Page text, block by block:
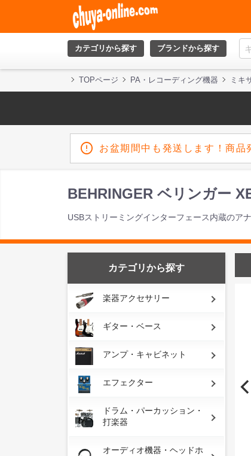
カテゴリから探す ブランドから探す
TOPページ PA・レコーディング機器 ミキ
お盆期間中も発送します！商
BEHRINGER ベリンガー
USBストリーミングインターフェース内蔵のア
カテゴリから探す
楽器アクセサリー
ギター・ベース
アンプ・キャビネット
エフェクター
ドラム・パーカッション・
打楽器
オーディオ機器・ヘッドホ